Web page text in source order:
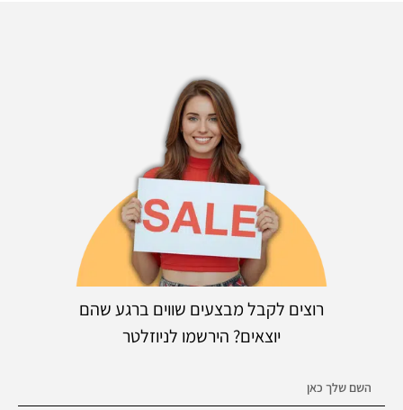
רוצים לקבל מבצעים שווים ברגע שהם
יוצאים? הירשמו לניוזלטר